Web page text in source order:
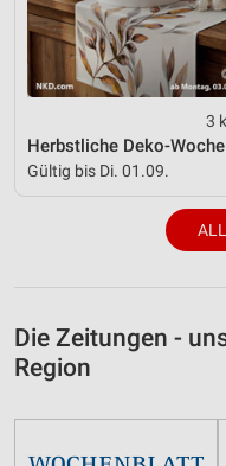
3
Herbstliche Deko-Woche
Gültig bis Di. 01.09.
Die Zeitungen -
Region